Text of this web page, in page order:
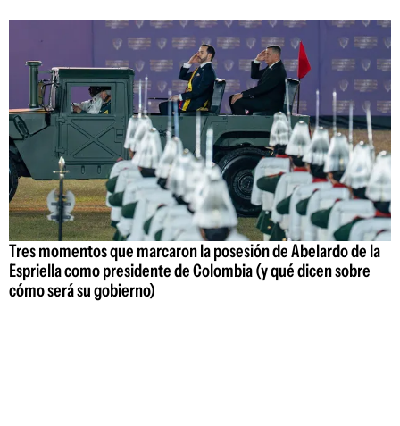
Tres momentos que marcaron la posesión de Abelardo de la
Espriella como presidente de Colombia (y qué dicen sobre
cómo será su gobierno)